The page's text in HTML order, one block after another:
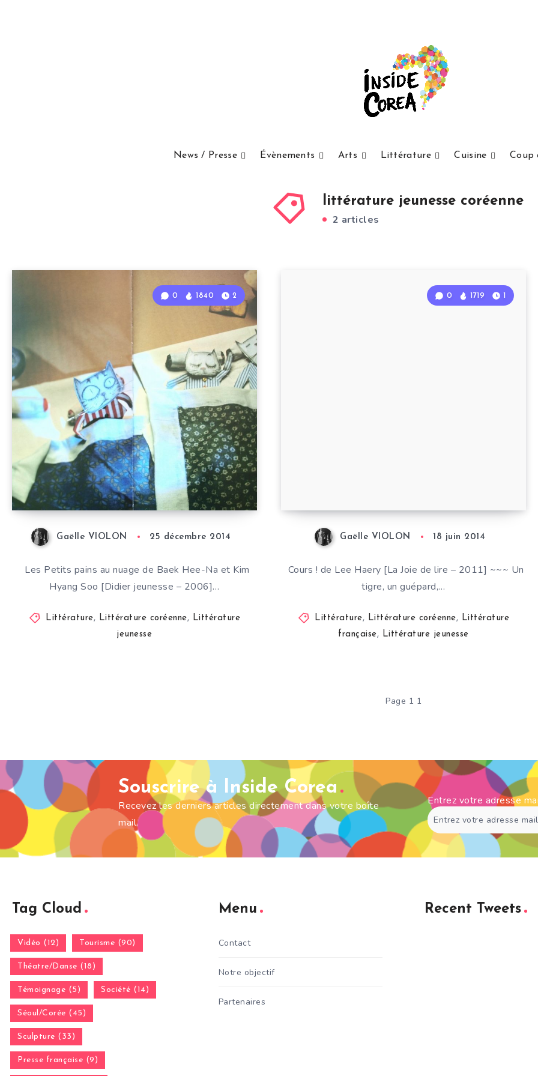
News / Presse Évènements Arts Littérature Cuisine Coup
littérature jeunesse coréenne
2 articles
0 1840 2
Gaëlle VIOLON 25 décembre 2014
Les Petits pains au nuage de Baek Hee-Na et Kim
Hyang Soo [Didier jeunesse – 2006]…
Littérature, Littérature coréenne, Littérature
jeunesse
0 1719 1
Gaëlle VIOLON 18 juin 2014
Cours ! de Lee Haery [La Joie de lire – 2011] ~~~ Un
tigre, un guépard,…
Littérature, Littérature coréenne, Littérature
française, Littérature jeunesse
Page 1 1
Souscrire à Inside Corea
Recevez les derniers articles directement dans votre boîte
mail.
Entrez votre adresse
Tag Cloud
Vidéo (12) Tourisme (90)
Théatre/Danse (18)
Témoignage (5) Société (14)
Séoul/Corée (45)
Sculpture (33)
Presse française (9)
Menu
Contact
Notre objectif
Partenaires
Recent Tweets